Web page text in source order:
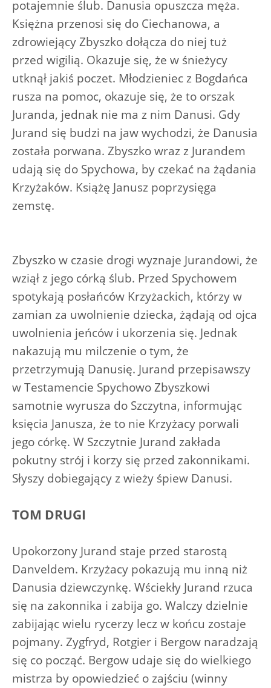
potajemnie ślub. Danusia opuszcza męża.
Księżna przenosi się do Ciechanowa, a
zdrowiejący Zbyszko dołącza do niej tuż
przed wigilią. Okazuje się, że w śnieżycy
utknął jakiś poczet. Młodzieniec z Bogdańca
rusza na pomoc, okazuje się, że to orszak
Juranda, jednak nie ma z nim Danusi. Gdy
Jurand się budzi na jaw wychodzi, że Danusia
została porwana. Zbyszko wraz z Jurandem
udają się do Spychowa, by czekać na żądania
Krzyżaków. Książę Janusz poprzysięga
zemstę.
Zbyszko w czasie drogi wyznaje Jurandowi, że
wziął z jego córką ślub. Przed Spychowem
spotykają posłańców Krzyżackich, którzy w
zamian za uwolnienie dziecka, żądają od ojca
uwolnienia jeńców i ukorzenia się. Jednak
nakazują mu milczenie o tym, że
przetrzymują Danusię. Jurand przepisawszy
w Testamencie Spychowo Zbyszkowi
samotnie wyrusza do Szczytna, informując
księcia Janusza, że to nie Krzyżacy porwali
jego córkę. W Szczytnie Jurand zakłada
pokutny strój i korzy się przed zakonnikami.
Słyszy dobiegający z wieży śpiew Danusi.
TOM DRUGI
Upokorzony Jurand staje przed starostą
Danveldem. Krzyżacy pokazują mu inną niż
Danusia dziewczynkę. Wściekły Jurand rzuca
się na zakonnika i zabija go. Walczy dzielnie
zabijając wielu rycerzy lecz w końcu zostaje
pojmany. Zygfryd, Rotgier i Bergow naradzają
się co począć. Bergow udaje się do wielkiego
mistrza by opowiedzieć o zajściu (winny